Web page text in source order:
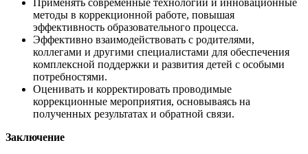
Применять современные технологии и инновационные
методы в коррекционной работе, повышая
эффективность образовательного процесса.
Эффективно взаимодействовать с родителями,
коллегами и другими специалистами для обеспечения
комплексной поддержки и развития детей с особыми
потребностями.
Оценивать и корректировать проводимые
коррекционные мероприятия, основываясь на
полученных результатах и обратной связи.
Заключение